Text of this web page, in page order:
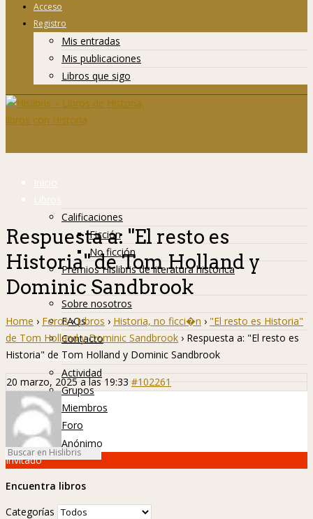
Acceso
Registro
Mis entradas
Mis publicaciones
Libros que sigo
Inicio
Libros
Calificaciones
Ficción
No ficción
Premios Hislibris de literatura histórica
Info
Sobre nosotros
FAQs
Contacto
Hislibreños
Actividad
Grupos
Miembros
Foro
Respuesta a: "El resto es
Historia" de Tom Holland y
Dominic Sandbrook
Home › Foros › Libros › Historia, no ficci�n › "El resto es Historia"
de Tom Holland y Dominic Sandbrook › Respuesta a: "El resto es
Historia" de Tom Holland y Dominic Sandbrook
20 marzo, 2025 a las 19:33 #102261
Anónimo
Invitado
Encuentra libros
Categorías